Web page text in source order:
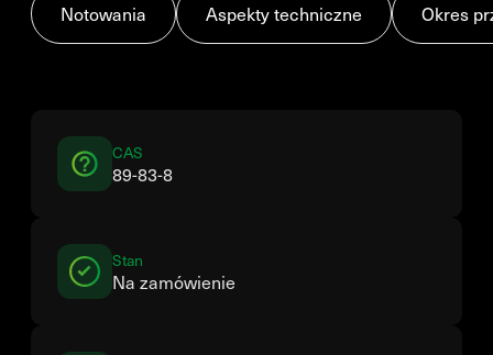
Notowania Aspekty techniczne Okres
CAS
89-83-8
Stan
Na zamówienie